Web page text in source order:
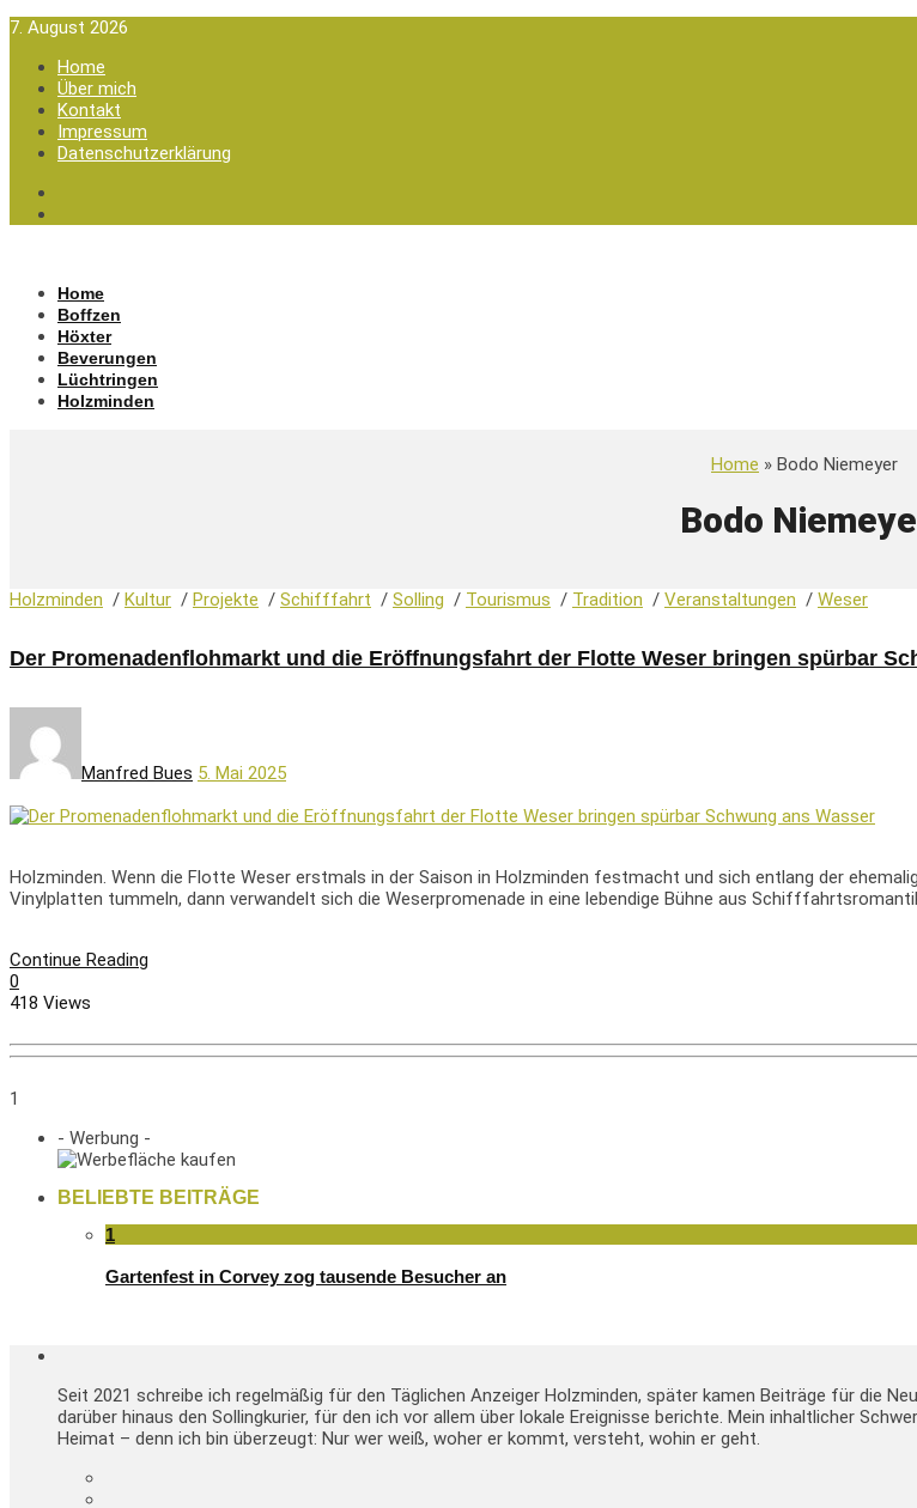
7. August 2026
Home
Über mich
Kontakt
Impressum
Datenschutzerklärung
Home
Boffzen
Höxter
Beverungen
Lüchtringen
Holzminden
Home » Bodo Niemeyer
Bodo
Holzminden / Kultur / Projekte / Schifffahrt / Solling / Tourismus / Tradition / Veranstaltungen / Weser
Der Promenadenflohmarkt und die Eröffnungsfahrt der Flotte Weser bringen spürbar
Manfred Bues 5. Mai 2025
Holzminden. Wenn die Flotte Weser erstmals in der Saison in Holzminden festmacht und sich entlang der
Vinylplatten tummeln, dann verwandelt sich die Weserpromenade in eine lebendige Bühne aus
Continue Reading
0
418 Views
1
- Werbung -
BELIEBTE BEITRÄGE
1
Gartenfest in Corvey zog tausende Besucher an
Seit 2021 schreibe ich regelmäßig für den Täglichen Anzeiger Holzminden, später kamen Beiträge für die
darüber hinaus den Sollingkurier, für den ich vor allem über lokale Ereignisse berichte. Mein inhaltlicher
Heimat – denn ich bin überzeugt: Nur wer weiß, woher er kommt, versteht, wohin er geht.